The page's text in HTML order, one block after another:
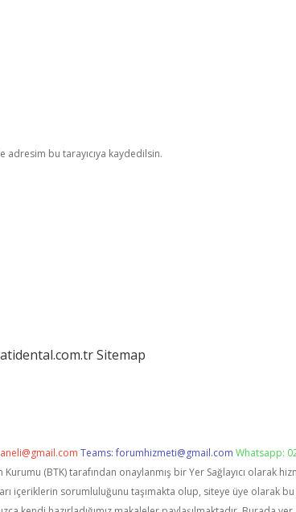
adresim bu tarayıcıya kaydedilsin.
Sitemap
Teams:forumhizmeti@gmail.com Whatsapp:
Kurumu (BTK) tarafından onaylanmış bir Yer Sağlayıcı
içeriklerin sorumluluğunu taşımakta olup, siteye üye olarak